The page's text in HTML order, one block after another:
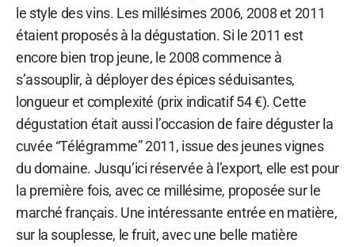
le style des vins. Les millésimes 2006, 2008 et 2011
étaient proposés à la dégustation. Si le 2011 est
encore bien trop jeune, le 2008 commence à
s’assouplir, à déployer des épices séduisantes,
longueur et complexité (prix indicatif 54 €). Cette
dégustation était aussi l’occasion de faire déguster la
cuvée “Télégramme” 2011, issue des jeunes vignes
du domaine. Jusqu’ici réservée à l’export, elle est pour
la première fois, avec ce millésime, proposée sur le
marché français. Une intéressante entrée en matière,
sur la souplesse, le fruit, avec une belle matière